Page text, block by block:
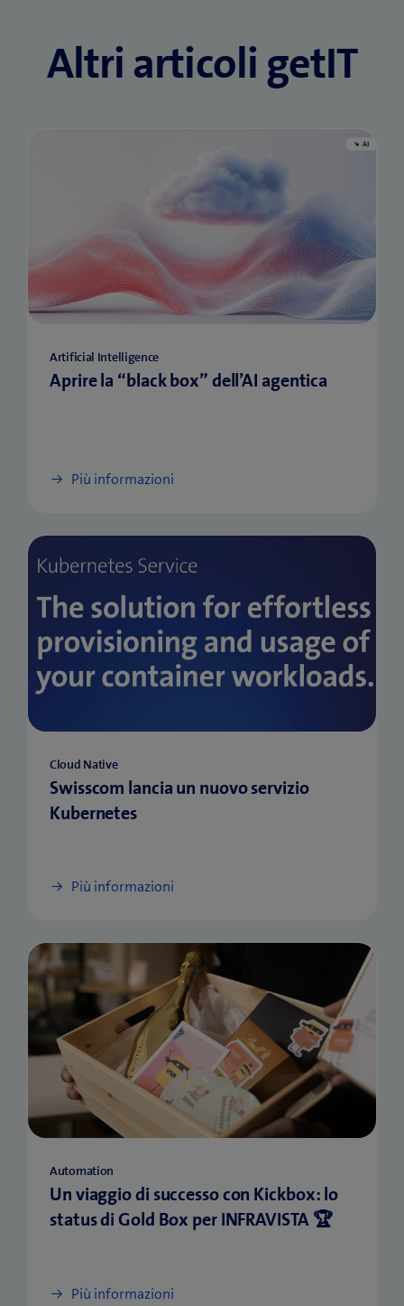
Altri articoli getIT
Artificial Intelligence
Aprire la “black box” dell’AI agentica
Più informazioni
Cloud Native
Swisscom lancia un nuovo servizio
Kubernetes
Più informazioni
Automation
Un viaggio di successo con Kickbox: lo
status di Gold Box per INFRAVISTA 🏆
Più informazioni